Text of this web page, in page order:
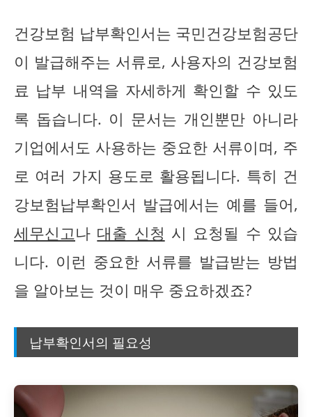
건강보험 납부확인서는 국민건강보험공단
이 발급해주는 서류로, 사용자의 건강보험
료 납부 내역을 자세하게 확인할 수 있도
록 돕습니다. 이 문서는 개인뿐만 아니라
기업에서도 사용하는 중요한 서류이며, 주
로 여러 가지 용도로 활용됩니다. 특히 건
강보험납부확인서 발급에서는 예를 들어,
세무신고나 대출 신청 시 요청될 수 있습
니다. 이런 중요한 서류를 발급받는 방법
을 알아보는 것이 매우 중요하겠죠?
납부확인서의 필요성